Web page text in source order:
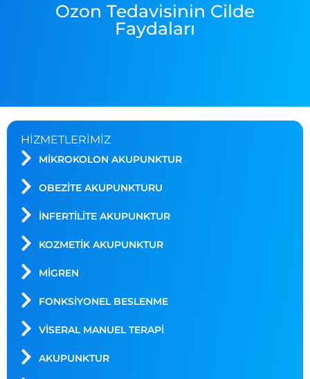
Ozon Tedavisinin Cilde
Faydaları
HIZMETLERIMIZ
MIKROKOLON AKUPUNKTUR
OBEZITE AKUPUNKTURU
İNFERTILITE AKUPUNKTUR
KOZMETIK AKUPUNKTUR
MIGREN
FONKSIYONEL BESLENME
VISERAL MANUEL TERAPI
AKUPUNKTUR